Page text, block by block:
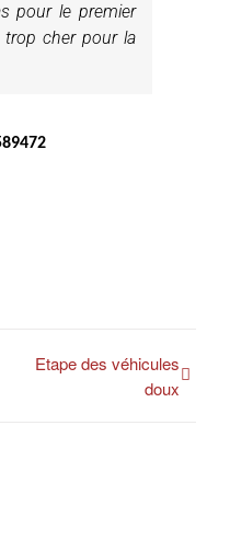
pour le premier
trop cher pour la
Etape des véhicules
doux